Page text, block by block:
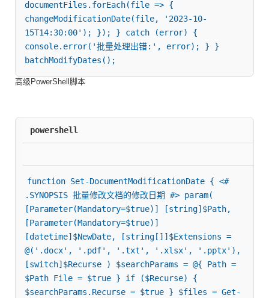
documentFiles.forEach(file => {
changeModificationDate(file, '2023-10-
15T14:30:00'); }); } catch (error) {
console.error('批量处理出错:', error); } }
batchModifyDates();
高级PowerShell脚本
powershell
function Set-DocumentModificationDate { <#
.SYNOPSIS 批量修改文档的修改日期 #> param(
[Parameter(Mandatory=$true)] [string]$Path,
[Parameter(Mandatory=$true)]
[datetime]$NewDate, [string[]]$Extensions =
@('.docx', '.pdf', '.txt', '.xlsx', '.pptx'),
[switch]$Recurse ) $searchParams = @{ Path =
$Path File = $true } if ($Recurse) {
$searchParams.Recurse = $true } $files = Get-